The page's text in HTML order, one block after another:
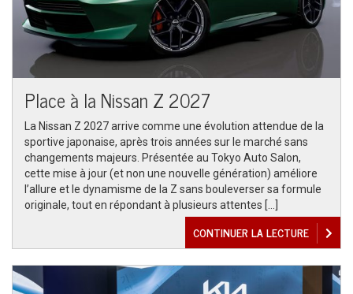
Place à la Nissan Z 2027
La Nissan Z 2027 arrive comme une évolution attendue de la
sportive japonaise, après trois années sur le marché sans
changements majeurs. Présentée au Tokyo Auto Salon,
cette mise à jour (et non une nouvelle génération) améliore
l’allure et le dynamisme de la Z sans bouleverser sa formule
originale, tout en répondant à plusieurs attentes […]
CONTINUER LA LECTURE